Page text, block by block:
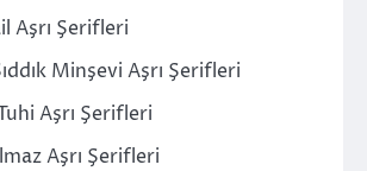
Aşrı Şerifleri
Minşevi Aşrı Şerifleri
Aşrı Şerifleri
Aşrı Şerifleri